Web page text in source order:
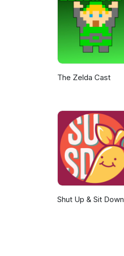
The Zelda Cast
Shut Up & Sit Down